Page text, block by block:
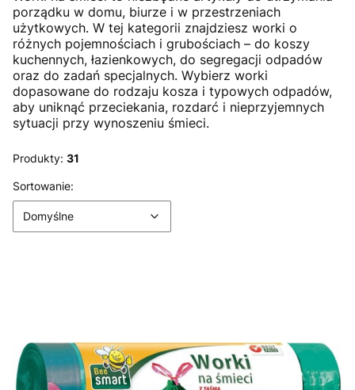
porządku w domu, biurze i w przestrzeniach
użytkowych. W tej kategorii znajdziesz worki o
różnych pojemnościach i grubościach – do koszy
kuchennych, łazienkowych, do segregacji odpadów
oraz do zadań specjalnych. Wybierz worki
dopasowane do rodzaju kosza i typowych odpadów,
aby uniknąć przeciekania, rozdarć i nieprzyjemnych
sytuacji przy wynoszeniu śmieci.
Produkty: 31
Lista produktów
Sortowanie:
Domyślne